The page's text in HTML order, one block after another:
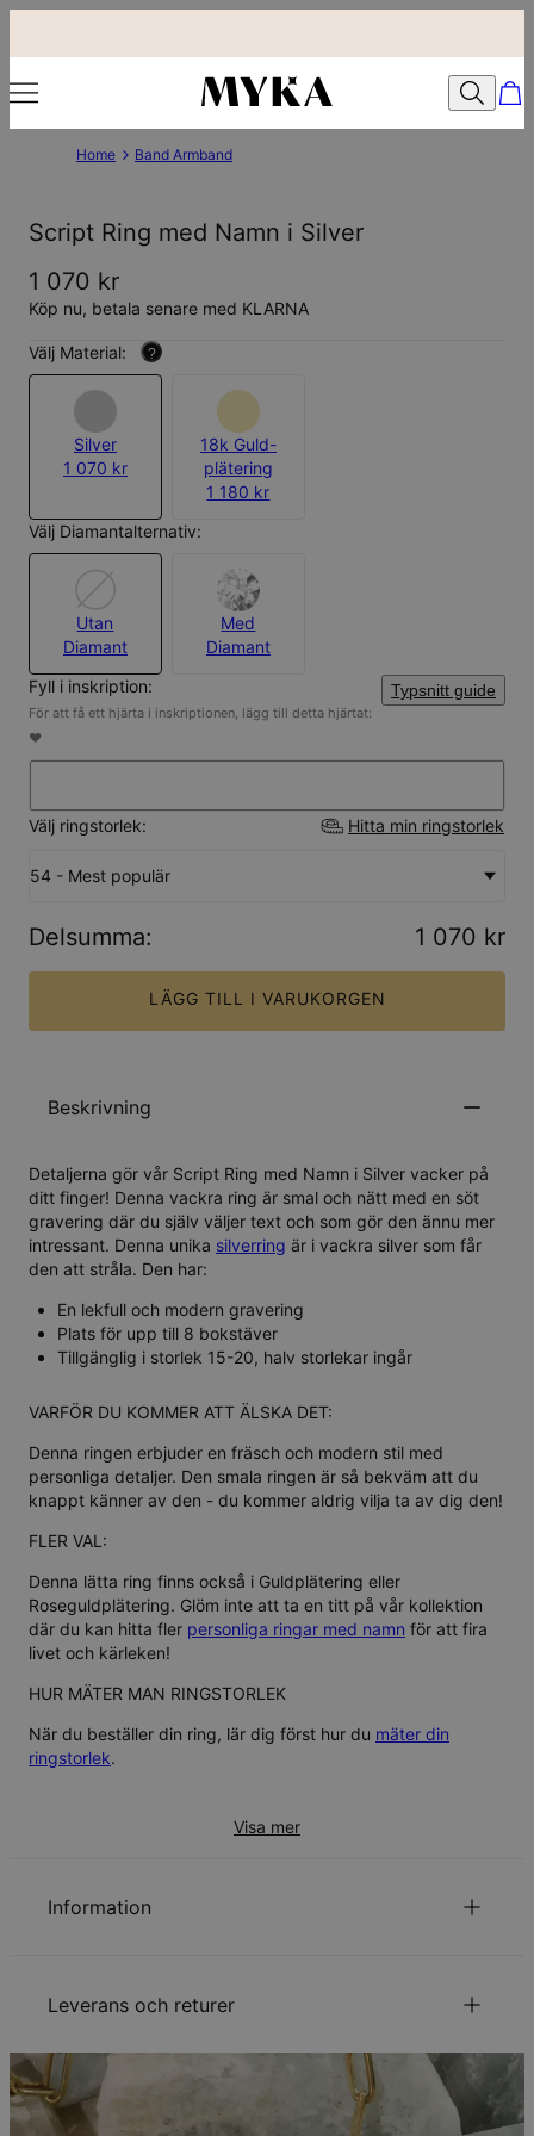
Home Band Armband
Script Ring med Namn i Silver
1 070 kr
Köp nu, betala senare med KLARNA
Välj Material: ?
Silver
1 070 kr
18k Guld-
plätering
1 180 kr
Välj Diamantalternativ:
Utan
Diamant
Med
Diamant
Fyll i inskription:
Typsnitt guide
För att få ett hjärta i inskriptionen, lägg till detta hjärtat:
♥
Välj ringstorlek: Hitta min ringstorlek
54 - Mest populär
Delsumma: 1 070 kr
LÄGG TILL I VARUKORGEN
Beskrivning
Detaljerna gör vår Script Ring med Namn i Silver vacker på
ditt finger! Denna vackra ring är smal och nätt med en söt
gravering där du själv väljer text och som gör den ännu mer
intressant. Denna unika silverring är i vackra silver som får
den att stråla. Den har:
En lekfull och modern gravering
Plats för upp till 8 bokstäver
Tillgänglig i storlek 15-20, halv storlekar ingår
Visa mer
VARFÖR DU KOMMER ATT ÄLSKA DET:
Denna ringen erbjuder en fräsch och modern stil med
personliga detaljer. Den smala ringen är så bekväm att du
knappt känner av den - du kommer aldrig vilja ta av dig den!
FLER VAL:
Denna lätta ring finns också i Guldplätering eller
Roseguldplätering. Glöm inte att ta en titt på vår kollektion
där du kan hitta fler personliga ringar med namn för att fira
livet och kärleken!
HUR MÄTER MAN RINGSTORLEK
När du beställer din ring, lär dig först hur du mäter din
ringstorlek.
Information
Stil / Kollektion
Ringkollektionen
Leverans och returer
Din beställning kommer att skickas med följande
leveranssätt:
Metod Beräknat leveransdatum